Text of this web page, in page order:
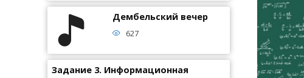
Дембельский вечер
627
Задание 3. Информационная